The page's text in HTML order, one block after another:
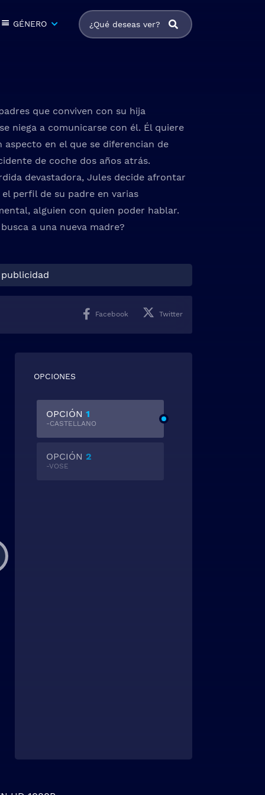
GÉNERO
que conviven con su hija
niega a comunicarse con él. Él quiere
en el que se diferencian de
de coche dos años atrás.
devastadora, Jules decide afrontar
perfil de su padre en varias
alguien con quien poder hablar.
a una nueva madre?
Facebook Twitter
OPCIONES
OPCIÓN 1
-CASTELLANO
OPCIÓN 2
-VOSE